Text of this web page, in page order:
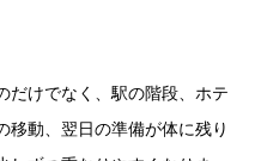
だけでなく、駅の階段、ホテ
移動、翌日の準備が体に残り